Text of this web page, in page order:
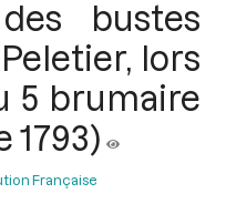
bustes
lors
5 brumaire
1793)
Française